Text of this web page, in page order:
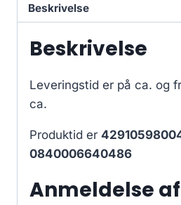
Beskrivelse
Beskrivelse
Leveringstid er på ca. og
ca.
Produktid er
0840006640486
Anmeldelse